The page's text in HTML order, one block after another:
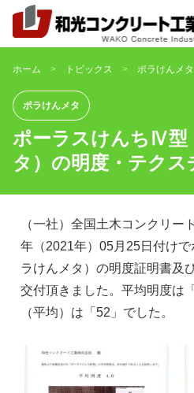
製品情報
お問い合わせ
0982-
ホーム トピックス ポラけんメタ
ポラけんメタ
ポーラスけんちⅣ型
タ）の明度・テクス
（一社）全国土木コンクリー
年（2021年）05月25日付け
ラけんメタ）の明度証明書及
交付頂きました。平均明度は
（平均）は「52」でした。